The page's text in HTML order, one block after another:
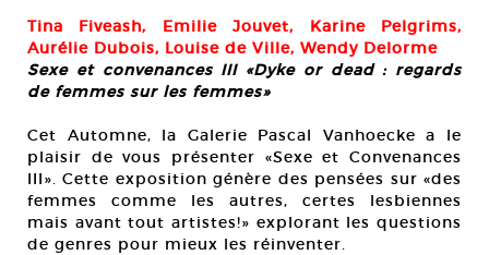
Tina Fiveash, Emilie Jouvet, Karine Pelgrims,
Aurélie Dubois, Louise de Ville, Wendy Delorme
Sexe et convenances III «Dyke or dead : regards
de femmes sur les femmes»
Cet Automne, la Galerie Pascal Vanhoecke a le
plaisir de vous présenter «Sexe et Convenances
III». Cette exposition génère des pensées sur «des
femmes comme les autres, certes lesbiennes
mais avant tout artistes!» explorant les questions
de genres pour mieux les réinventer.